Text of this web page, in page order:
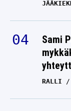
Sami
RALLI